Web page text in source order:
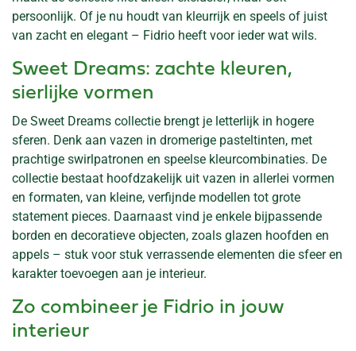
persoonlijk. Of je nu houdt van kleurrijk en speels of juist
van zacht en elegant – Fidrio heeft voor ieder wat wils.
Sweet Dreams: zachte kleuren,
sierlijke vormen
De Sweet Dreams collectie brengt je letterlijk in hogere
sferen. Denk aan vazen in dromerige pasteltinten, met
prachtige swirlpatronen en speelse kleurcombinaties. De
collectie bestaat hoofdzakelijk uit vazen in allerlei vormen
en formaten, van kleine, verfijnde modellen tot grote
statement pieces. Daarnaast vind je enkele bijpassende
borden en decoratieve objecten, zoals glazen hoofden en
appels – stuk voor stuk verrassende elementen die sfeer en
karakter toevoegen aan je interieur.
Zo combineer je Fidrio in jouw
interieur